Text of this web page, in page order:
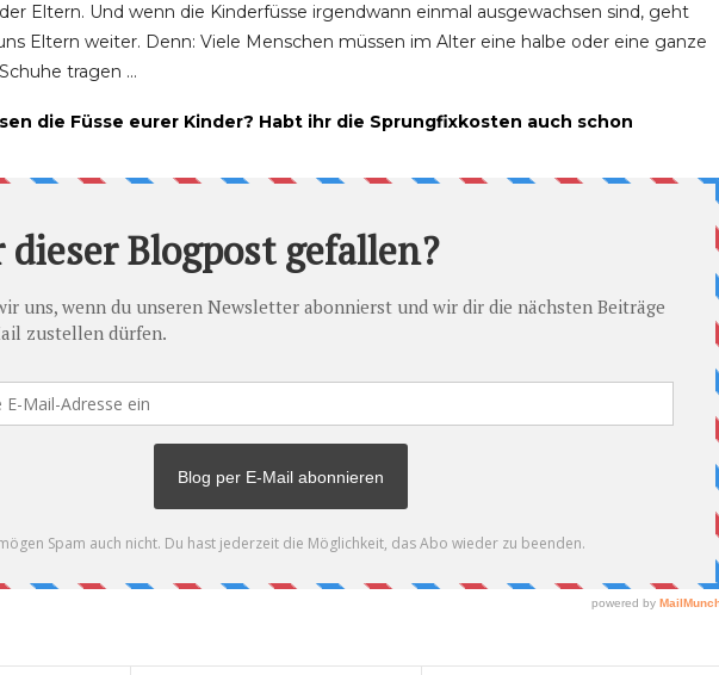
Eltern. Und wenn die Kinderfüsse irgendwann einmal ausgewachsen sind, geht
Eltern weiter. Denn: Viele Menschen müssen im Alter eine halbe oder eine ganze
tragen …
die Füsse eurer Kinder? Habt ihr die Sprungfixkosten auch schon